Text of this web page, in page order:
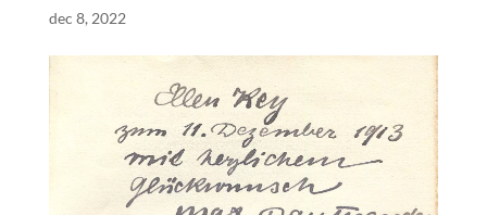
dec 8, 2022